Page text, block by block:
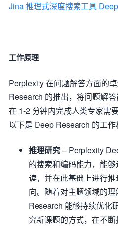
Jina 推理式深度搜索工具
工作原理
Perplexity 在问题解答方面的
Research 的推出，将问题解
在 1-2 分钟内完成人类专家需
以下是 Deep Research 的工作
推理研究– Perplexity
的搜索和编码能力，能
读，并在此基础上进行
向。随着对主题领域的
Research 能够持续优化
究新课题的方式，在不断